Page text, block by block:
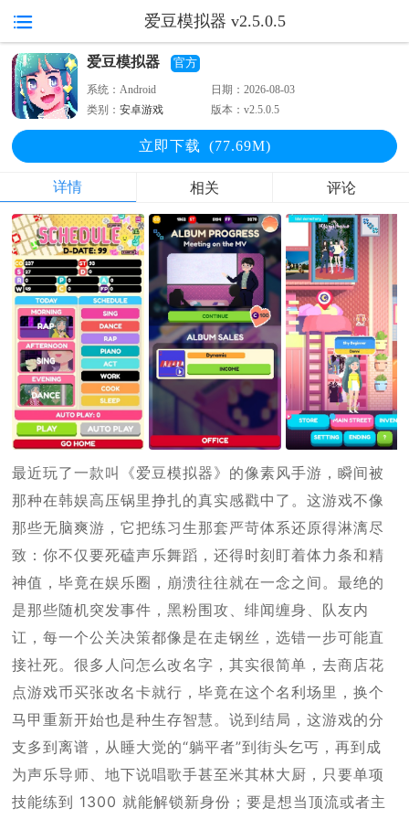
爱豆模拟器 v2.5.0.5
爱豆模拟器 官方
系统：Android 日期：2026-08-03
类别：安卓游戏 版本：v2.5.0.5
立即下载 (77.69M)
详情 相关 评论
最近玩了一款叫《爱豆模拟器》的像素风手游，瞬间被
那种在韩娱高压锅里挣扎的真实感戳中了。这游戏不像
那些无脑爽游，它把练习生那套严苛体系还原得淋漓尽
致：你不仅要死磕声乐舞蹈，还得时刻盯着体力条和精
神值，毕竟在娱乐圈，崩溃往往就在一念之间。最绝的
是那些随机突发事件，黑粉围攻、绯闻缠身、队友内
讧，每一个公关决策都像是在走钢丝，选错一步可能直
接社死。很多人问怎么改名字，其实很简单，去商店花
点游戏币买张改名卡就行，毕竟在这个名利场里，换个
马甲重新开始也是种生存智慧。说到结局，这游戏的分
支多到离谱，从睡大觉的“躺平者”到街头乞丐，再到成
为声乐导师、地下说唱歌手甚至米其林大厨，只要单项
技能练到 1300 就能解锁新身份；要是想当顶流或者主